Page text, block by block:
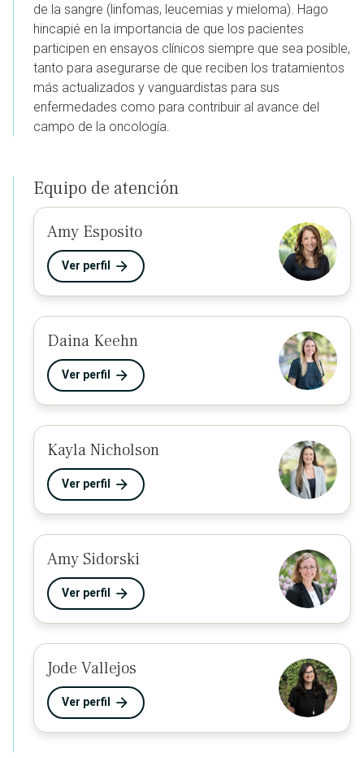
de la sangre (linfomas, leucemias y mieloma). Hago
hincapié en la importancia de que los pacientes
participen en ensayos clínicos siempre que sea posible,
tanto para asegurarse de que reciben los tratamientos
más actualizados y vanguardistas para sus
enfermedades como para contribuir al avance del
campo de la oncología.
Equipo de atención
Amy Esposito
Ver perfil
Daina Keehn
Ver perfil
Kayla Nicholson
Ver perfil
Amy Sidorski
Ver perfil
Jode Vallejos
Ver perfil